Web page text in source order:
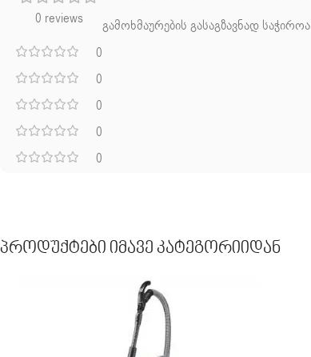
0 reviews
0
0
0
0
0
გამოხმაურების გასაგზავნად საჭიროა
Პროდუქტები Იმავე Კატეგორიიდან